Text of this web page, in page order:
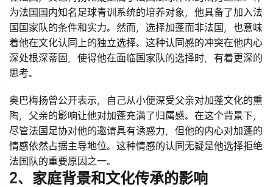
为法国国内知名足球青训系统的培养对象，他具备了加入法
国国家队的条件和实力。然而，选择加蓬而非法国，也意味
着他在文化认同上的独立选择。这种认同感的冲突在他内心
深处根深蒂固，使得他在面临国家队的选择时，有着更深的
思考。
奥巴梅扬曾公开表示，自己从小便深受父亲对加蓬文化的熏
陶，父亲的影响让他对加蓬充满了归属感。在这个背景下，
尽管法国足协对他的邀请具有诱惑力，但他的内心对加蓬的
情感依然占据主导地位。这种情感的认同无疑是他选择拒绝
法国队的重要原因之一。
2、家庭背景和文化传承的影响